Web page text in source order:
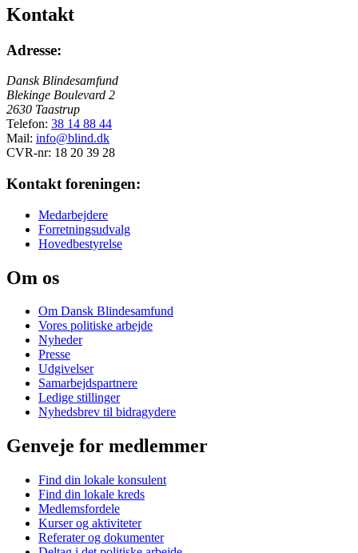
Kontakt
Adresse:
Dansk Blindesamfund
Blekinge Boulevard 2
2630 Taastrup
Telefon: 38 14 88 44
Mail: info@blind.dk
CVR-nr: 18 20 39 28
Kontakt foreningen:
Medarbejdere
Forretningsudvalg
Hovedbestyrelse
Om os
Om Dansk Blindesamfund
Vores politiske arbejde
Nyheder
Presse
Udgivelser
Samarbejdspartnere
Ledige stillinger
Nyhedsbrev til bidragydere
Genveje for medlemmer
Find din lokale konsulent
Find din lokale kreds
Medlemsfordele
Kurser og aktiviteter
Referater og dokumenter